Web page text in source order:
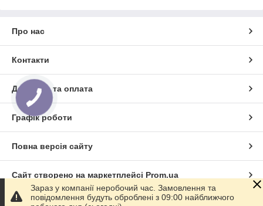
Про нас
Контакти
Доставка та оплата
Графік роботи
Повна версія сайту
Сайт створено на маркетплейсі Prom.ua
Політика конфіденційності
Зараз у компанії неробочий час. Замовлення та
повідомлення будуть оброблені з 09:00 найближчого